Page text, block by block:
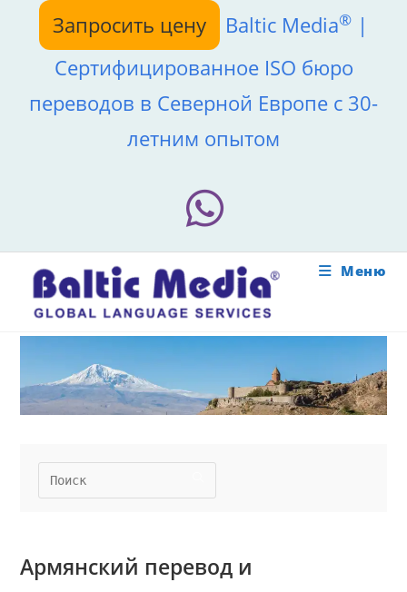
Перейти
содержимому
Запросить цену Baltic Media® |
Сертифицированное ISO бюро
переводов в Северной Европе с 30-
летним опытом
Меню
Армянский перевод и